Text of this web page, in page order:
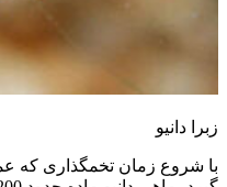
زبرا دانیو
با شروع زمان تخمگذاری که